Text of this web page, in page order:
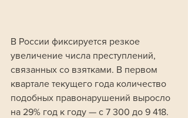
В России фиксируется резкое
увеличение числа преступлений,
связанных со взятками. В первом
квартале текущего года количество
подобных правонарушений выросло
на 29% год к году — с 7 300 до 9 418.